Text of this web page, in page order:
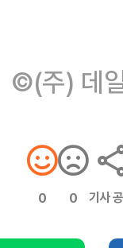
©(주) 데
0 0 기사